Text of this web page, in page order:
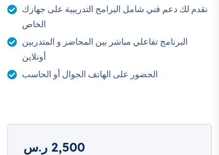
مخرجات دورة التصميم
الخارجي والهدف العام
بعد إتمام الدورة سيكون المتدرب قادرًا على تصميم واجهات
المباني والفلل والمنازل، واختيار العناصر الجمالية المناسبة لكل
أساسيات تصميم الواجهات
الخارجية
نقدم لك دعم فني شامل البرامج التدريبية على جهازك
الخاص
البرنامج تفاعلي مباشر بين المحاضر و المتدربين
أونلاين
الحضور على الهاتف الجوال أو الحاسب
2,500 ر.س